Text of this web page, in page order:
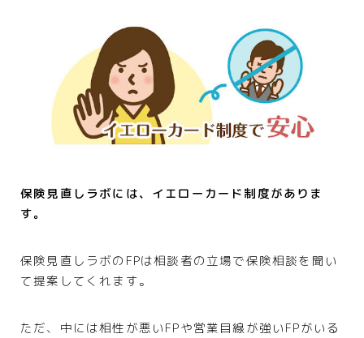
保険見直しラボには、イエローカード制度がありま
す。
保険見直しラボのFPは相談者の立場で保険相談を聞い
て提案してくれます。
ただ、中には相性が悪いFPや営業目線が強いFPがいる